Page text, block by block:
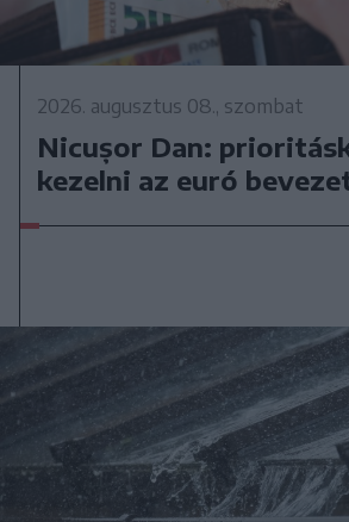
2026. augusztus 08., szombat
Nicușor Dan:
kezelni az euró